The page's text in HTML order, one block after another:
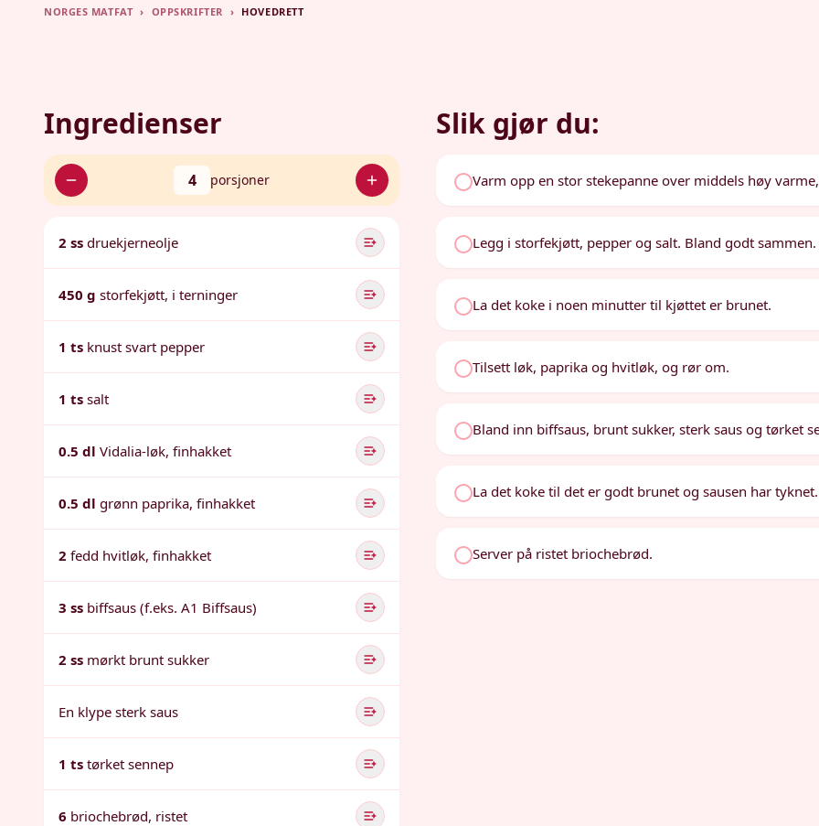
NORGES MATFAT › OPPSKRIFTER › HOVEDRETT
Ingredienser
4 porsjoner
2 ss druekjerneolje
450 g storfekjøtt, i terninger
1 ts knust svart pepper
1 ts salt
0.5 dl Vidalia-løk, finhakket
0.5 dl grønn paprika, finhakket
2 fedd hvitløk, finhakket
3 ss biffsaus (f.eks. A1 Biffsaus)
2 ss mørkt brunt sukker
En klype sterk saus
1 ts tørket sennep
6 briochebrød, ristet
Slik gjør du:
Varm opp en stor stekepanne over middels høy
Legg i storfekjøtt, pepper og salt. Bland godt sammen.
La det koke i noen minutter til kjøttet er brunet.
Tilsett løk, paprika og hvitløk, og rør om.
Bland inn biffsaus, brunt sukker, sterk saus og tørket
La det koke til det er godt brunet og sausen har tyknet.
Server på ristet briochebrød.